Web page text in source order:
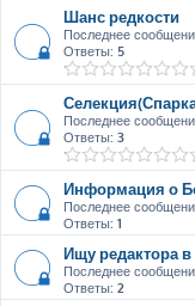
Шанс редкости
Последнее
Ответы: 5
Последнее
Ответы: 3
Информация о
Последнее
Ответы: 1
Ищу редактора в
Последнее
Ответы: 2